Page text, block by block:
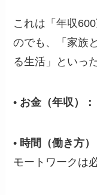
これは「年収
のでも、「家族
る生活」といっ
• お金（年収）：
• 時間（働き方）
モートワークは